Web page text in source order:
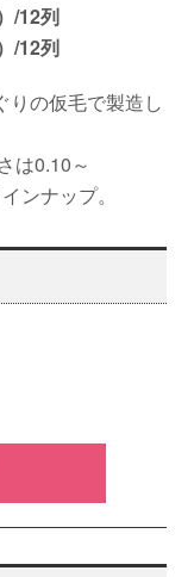
/12列
/12列
りの仮毛で製造し
は0.10～
ンナップ。